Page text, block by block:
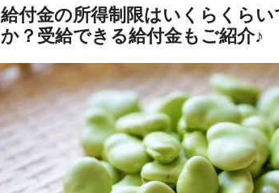
給付金の所得制限はいくらくらい
か？受給できる給付金もご紹介♪